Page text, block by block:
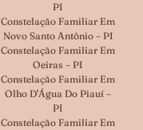
PI
Constelação Familiar Em
Novo Santo Antônio – PI
Constelação Familiar Em
Oeiras – PI
Constelação Familiar Em
Olho D’Água Do Piauí –
PI
Constelação Familiar Em